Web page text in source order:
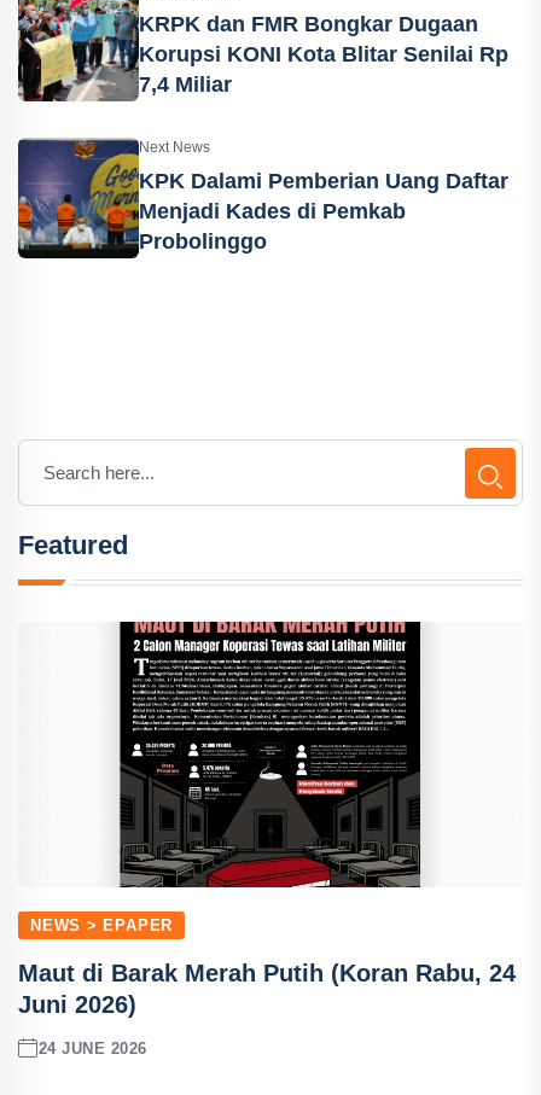
KRPK dan FMR Bongkar Dugaan
Korupsi KONI Kota Blitar Senilai Rp
7,4 Miliar
Next News
KPK Dalami Pemberian Uang Daftar
Menjadi Kades di Pemkab
Probolinggo
Featured
NEWS > EPAPER
Maut di Barak Merah Putih (Koran Rabu, 24
Juni 2026)
24 JUNE 2026